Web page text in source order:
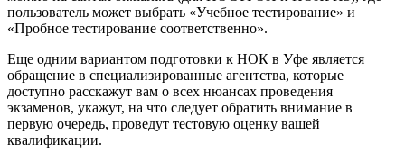
пользователь может выбрать «Учебное тестирование» и
«Пробное тестирование соответственно».
Еще одним вариантом подготовки к НОК в Уфе является
обращение в специализированные агентства, которые
доступно расскажут вам о всех нюансах проведения
экзаменов, укажут, на что следует обратить внимание в
первую очередь, проведут тестовую оценку вашей
квалификации.